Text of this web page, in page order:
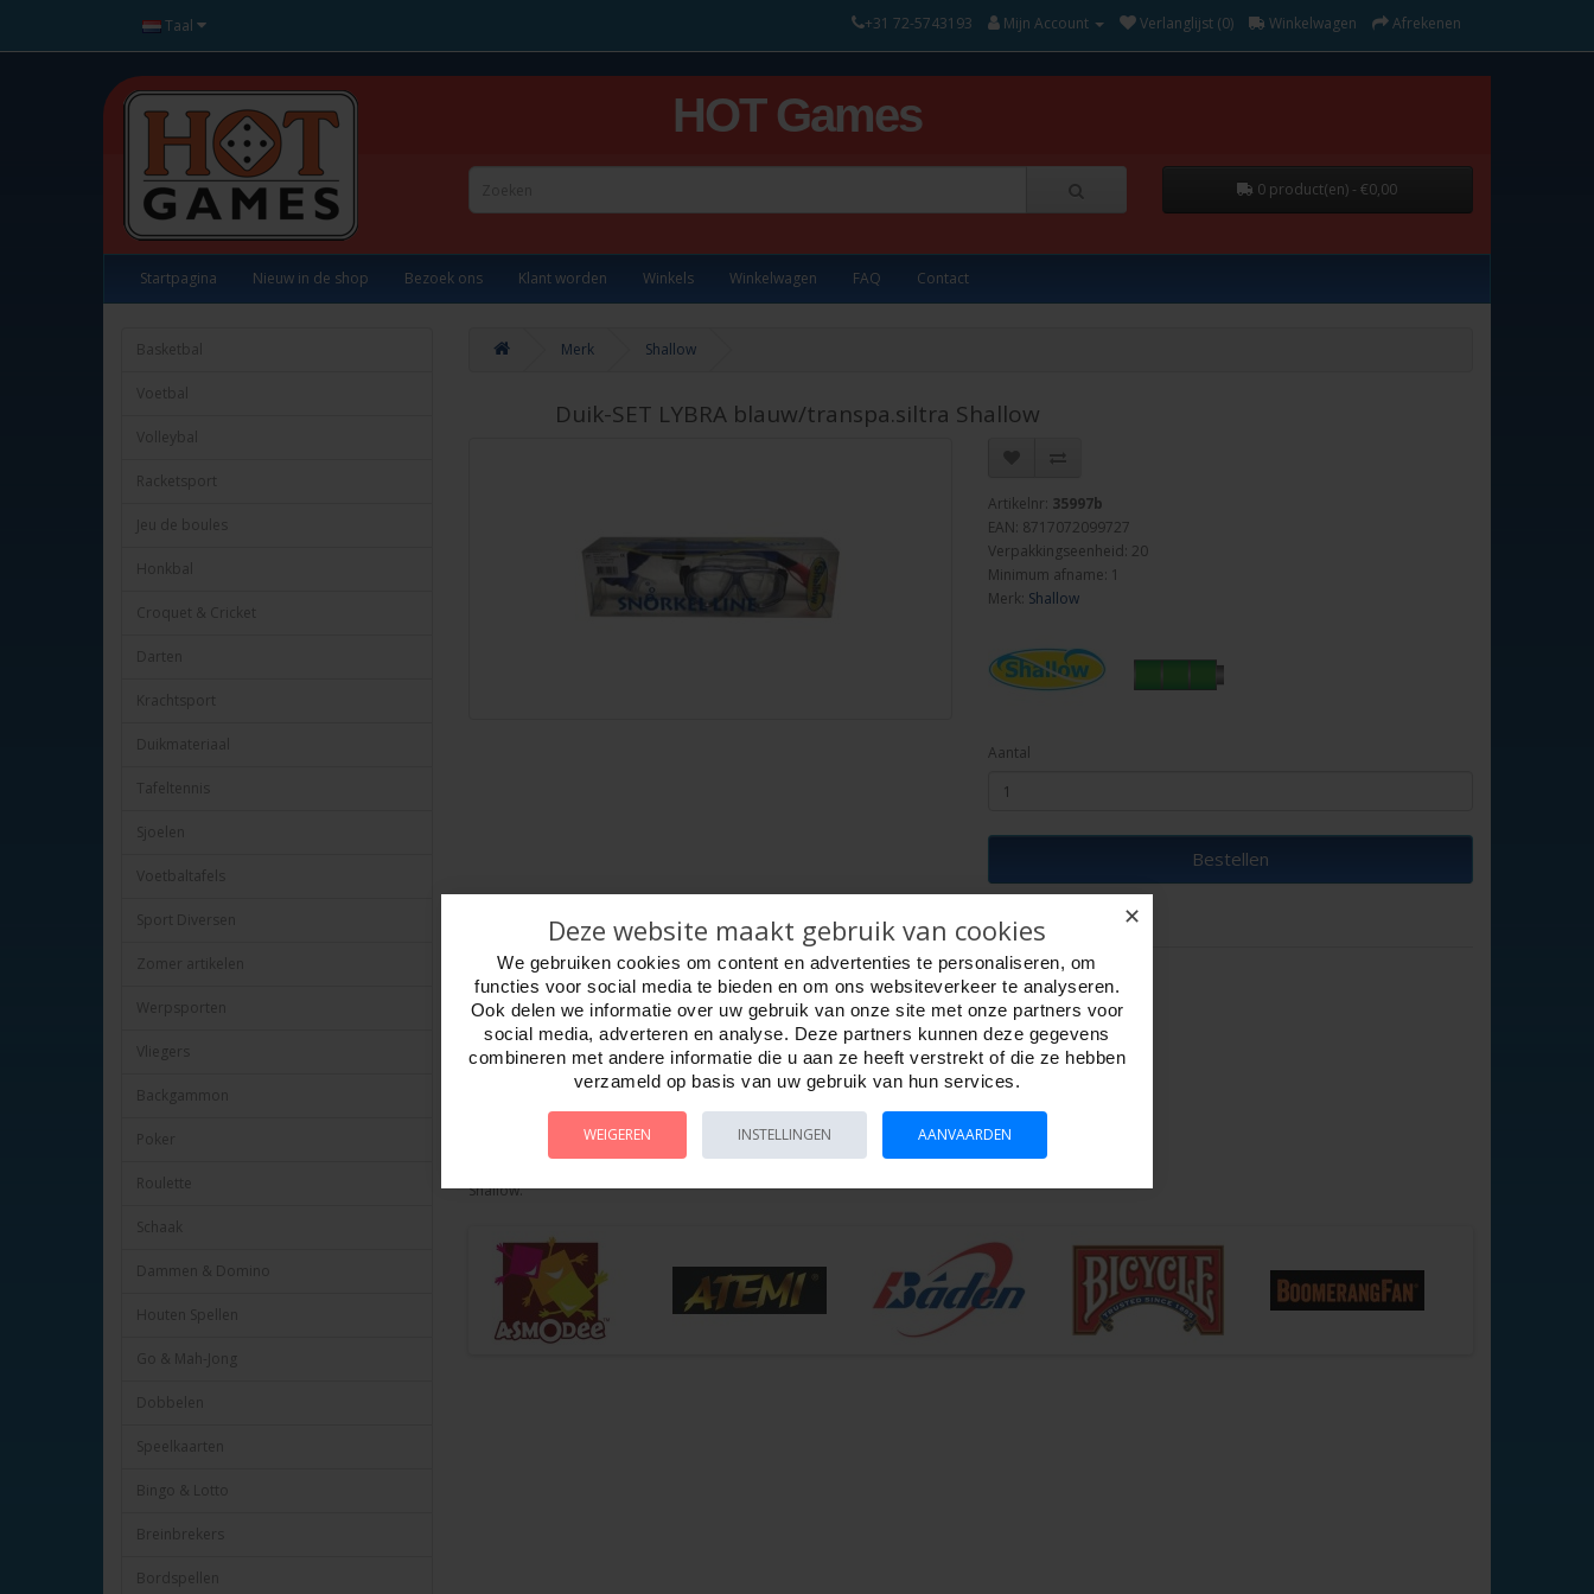
Taal +31 72-5743193 Mijn Account Verlanglijst (0) Winkelwagen Afrekenen
HOT Games
0 product(en) - €0,00
Startpagina Nieuw in de shop Bezoek ons Klant worden Winkels Winkelwagen FAQ Contact
Basketbal
Voetbal
Volleybal
Racketsport
Jeu de boules
Honkbal
Croquet & Cricket
Darten
Krachtsport
Duikmateriaal
Tafeltennis
Sjoelen
Voetbaltafels
Sport Diversen
Zomer artikelen
Werpsporten
Vliegers
Backgammon
Poker
Roulette
Schaak
Dammen & Domino
Houten Spellen
Go & Mah-Jong
Dobbelen
Speelkaarten
Bingo & Lotto
Breinbrekers
Bordspellen
Merk Shallow
Duik-SET LYBRA blauw/transpa.siltra Shallow
Artikelnr: 35997b
EAN: 8717072099727
Verpakkingseenheid: 20
Minimum afname: 1
Merk: Shallow
Aantal
Bestellen
Omschrijving Foto hoge resolutie Details
Duik-SET LYBRA Siltra.
Maat: middel, voor de grotere jeugd/ kleine dames.
Met een smalle tot normale gezichtsbreedte.
Transparant Siltra kunststof, dubbel afsluitprofiel en
twee lenzen van gehard veiligheidsglas.
Frame van transparant blauw kunststof.
Verstelbare band van siltra.
Set in transparante box inclusief professionele snorkel,
Shallow.
✕
Deze website maakt gebruik van cookies
We gebruiken cookies om content en advertenties te personaliseren, om
functies voor social media te bieden en om ons websiteverkeer te analyseren.
Ook delen we informatie over uw gebruik van onze site met onze partners voor
social media, adverteren en analyse. Deze partners kunnen deze gegevens
combineren met andere informatie die u aan ze heeft verstrekt of die ze hebben
verzameld op basis van uw gebruik van hun services.
WEIGEREN INSTELLINGEN AANVAARDEN